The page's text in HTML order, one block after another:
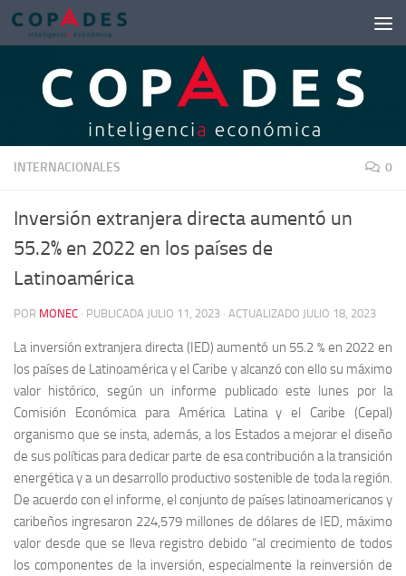
Saltar al contenido
INTERNACIONALES 0
Inversión extranjera directa aumentó un
55.2% en 2022 en los países de
Latinoamérica
POR MONEC · PUBLICADA JULIO 11, 2023 · ACTUALIZADO JULIO 18, 2023
La inversión extranjera directa (IED) aumentó un 55.2 % en 2022 en
los países de Latinoamérica y el Caribe y alcanzó con ello su máximo
valor histórico, según un informe publicado este lunes por la
Comisión Económica para América Latina y el Caribe (Cepal)
organismo que se insta, además, a los Estados a mejorar el diseño
de sus políticas para dedicar parte de esa contribución a la transición
energética y a un desarrollo productivo sostenible de toda la región.
De acuerdo con el informe, el conjunto de países latinoamericanos y
caribeños ingresaron 224,579 millones de dólares de IED, máximo
valor desde que se lleva registro debido “al crecimiento de todos
los componentes de la inversión, especialmente la reinversión de